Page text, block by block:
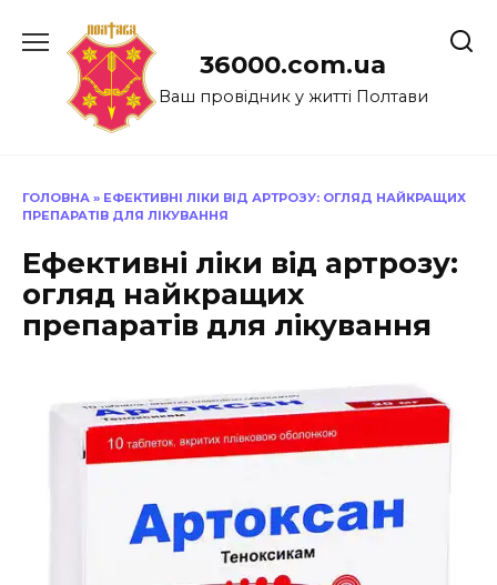
до
36000.com.ua
Ваш провідник у житті Полтави
ГОЛОВНА » ЕФЕКТИВНІ ЛІКИ ВІД АРТРОЗУ: ОГЛЯД НАЙКРАЩИХ
ПРЕПАРАТІВ ДЛЯ ЛІКУВАННЯ
Ефективні ліки від артрозу:
огляд найкращих
препаратів для лікування